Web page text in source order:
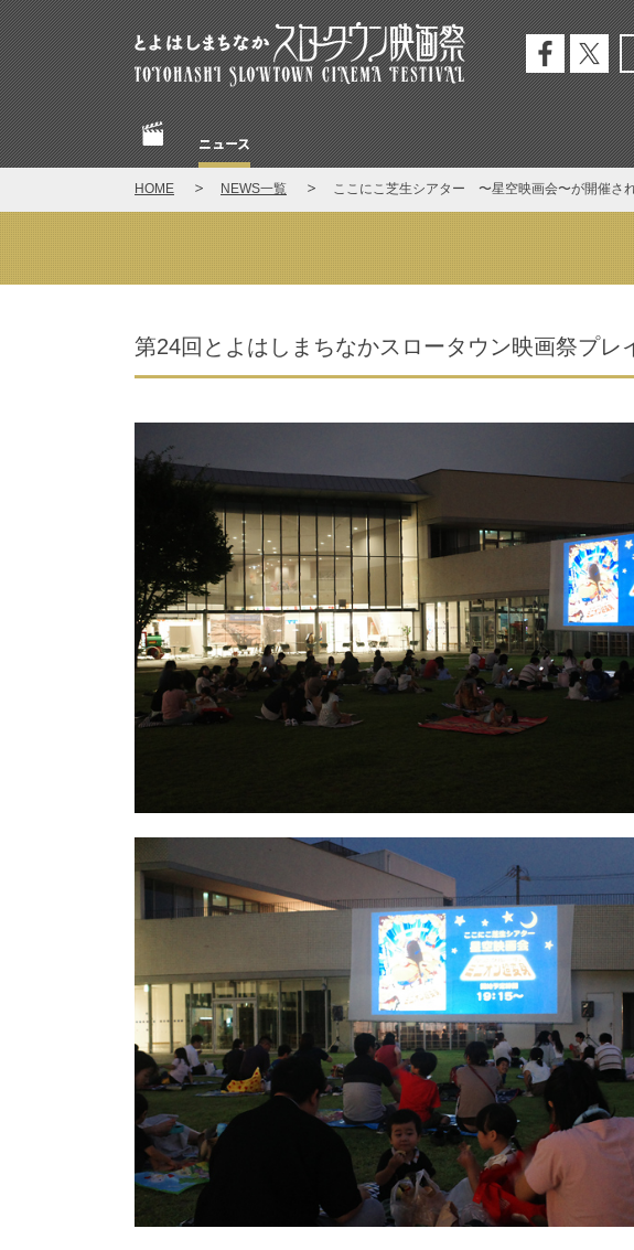
とよはしまちなかスロータウン映画祭
公式
フェ
イス
ブッ
ク
公式
エッ
クス
ニュース
HOME NEWS一覧 ここにこ芝生シアター 〜星空映画会〜が開催さ
第24回とよはしまちなかスロータウン映画祭プ